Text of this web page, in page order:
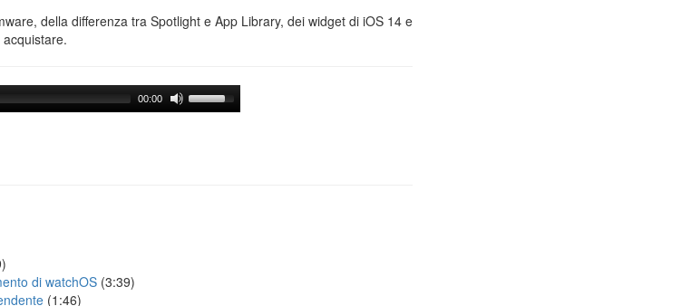
della differenza tra Spotlight e App Library, dei widget di iOS 14 e
00:00
di watchOS (3:39)
(1:46)